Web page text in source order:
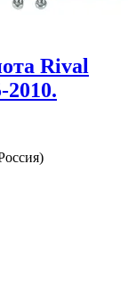
Rival
2010.